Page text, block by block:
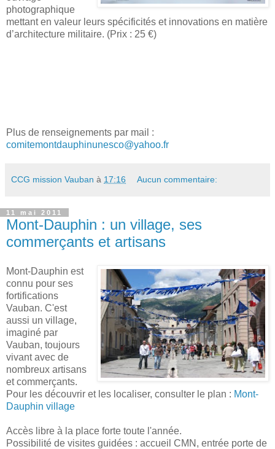
photographique
mettant en valeur leurs spécificités et innovations en matière
d’architecture militaire. (Prix : 25 €)
Plus de renseignements par mail :
comitemontdauphinunesco@yahoo.fr
CCG mission Vauban à 17:16 Aucun commentaire:
11 mai 2011
Mont-Dauphin : un village, ses
commerçants et artisans
Mont-Dauphin est
connu pour ses
fortifications
Vauban. C'est
aussi un village,
imaginé par
Vauban, toujours
vivant avec de
nombreux artisans
et commerçants.
Pour les découvrir et les localiser, consulter le plan : Mont-
Dauphin village
Accès libre à la place forte toute l'année.
Possibilité de visites guidées : accueil CMN, entrée porte de